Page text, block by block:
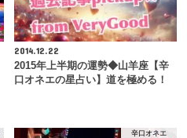
2014.12.22
2015年上半期の運勢◆山羊座【辛
口オネエの星占い】道を極める！
辛口オネエ